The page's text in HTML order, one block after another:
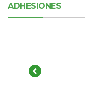
ADHESIONES